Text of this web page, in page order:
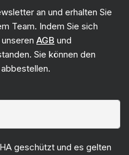
an und erhalten Sie
Team. Indem Sie sich
AGB und
Sie können den
geschützt und es gelten